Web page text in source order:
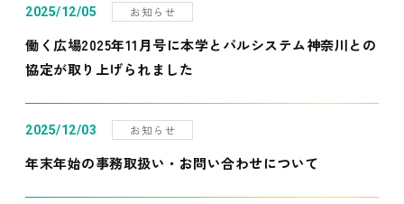
2025/12/05 お知らせ
働く広場2025年11月号に本学とパルシステム神奈川との
協定が取り上げられました
2025/12/03 お知らせ
年末年始の事務取扱い・お問い合わせについて